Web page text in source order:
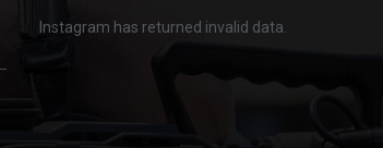
Instagram has returned invalid data.